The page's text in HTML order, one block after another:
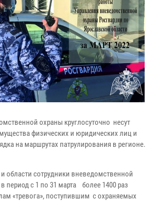
охраны круглосуточно несут
физических и юридических лиц и
на маршрутах патрулирования в регионе.
области сотрудники вневедомственной
период с 1 по 31 марта более 1400 раз
«тревога», поступившим с охраняемых